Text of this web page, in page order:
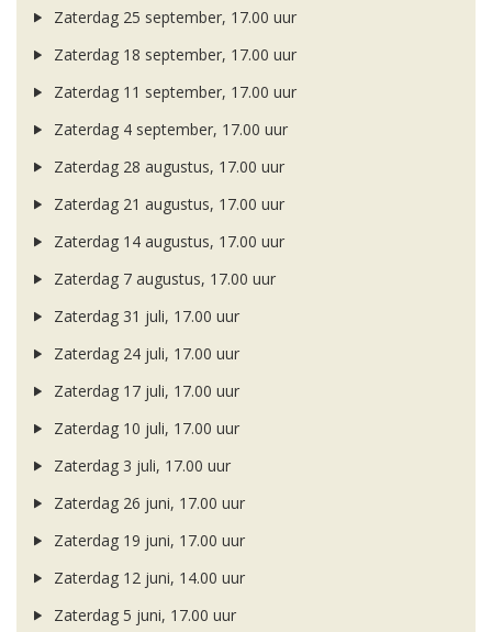
Zaterdag 25 september, 17.00 uur
Zaterdag 18 september, 17.00 uur
Zaterdag 11 september, 17.00 uur
Zaterdag 4 september, 17.00 uur
Zaterdag 28 augustus, 17.00 uur
Zaterdag 21 augustus, 17.00 uur
Zaterdag 14 augustus, 17.00 uur
Zaterdag 7 augustus, 17.00 uur
Zaterdag 31 juli, 17.00 uur
Zaterdag 24 juli, 17.00 uur
Zaterdag 17 juli, 17.00 uur
Zaterdag 10 juli, 17.00 uur
Zaterdag 3 juli, 17.00 uur
Zaterdag 26 juni, 17.00 uur
Zaterdag 19 juni, 17.00 uur
Zaterdag 12 juni, 14.00 uur
Zaterdag 5 juni, 17.00 uur